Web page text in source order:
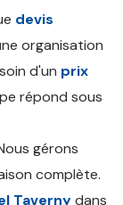
devis
organisation
d'un prix
répond sous
gérons
complète.
Tavernydans